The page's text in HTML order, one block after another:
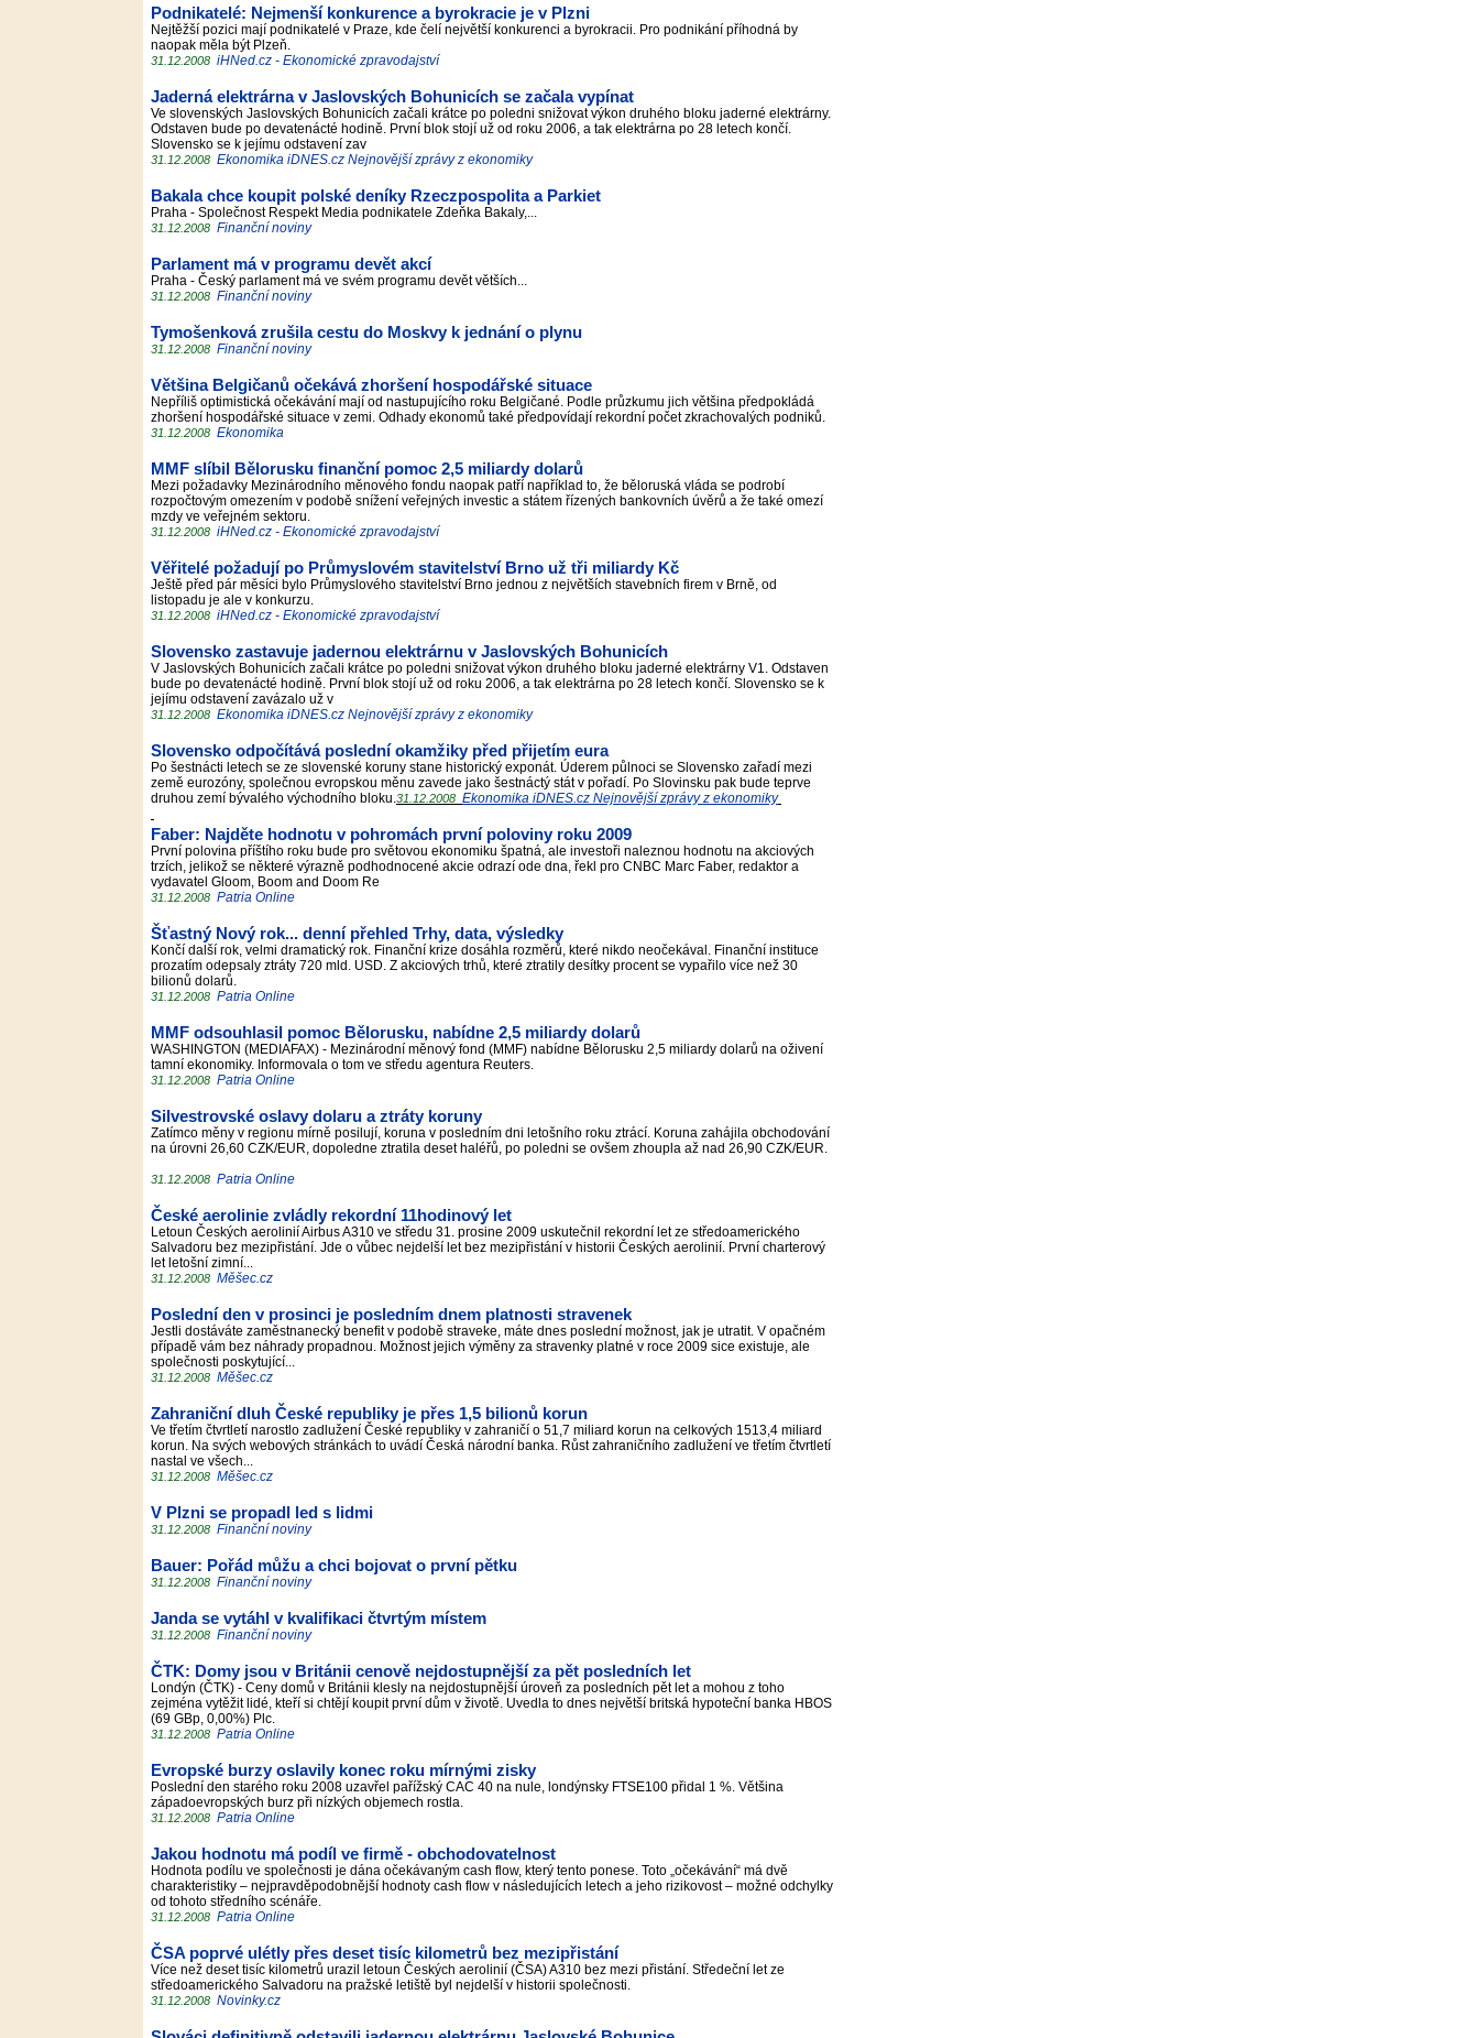
Podnikatelé: Nejmenší konkurence a byrokracie je v Plzni
Nejtěžší pozici mají podnikatelé v Praze, kde čelí největší konkurenci a byrokracii. Pro podnikání příhodná by
naopak měla být Plzeň.
31.12.2008 iHNed.cz - Ekonomické zpravodajství
Jaderná elektrárna v Jaslovských Bohunicích se začala vypínat
Ve slovenských Jaslovských Bohunicích začali krátce po poledni snižovat výkon druhého bloku jaderné elektrárny.
Odstaven bude po devatenácté hodině. První blok stojí už od roku 2006, a tak elektrárna po 28 letech končí.
Slovensko se k jejímu odstavení zav
31.12.2008 Ekonomika iDNES.cz Nejnovější zprávy z ekonomiky
Bakala chce koupit polské deníky Rzeczpospolita a Parkiet
Praha - Společnost Respekt Media podnikatele Zdeňka Bakaly,...
31.12.2008 Finanční noviny
Parlament má v programu devět akcí
Praha - Český parlament má ve svém programu devět větších...
31.12.2008 Finanční noviny
Tymošenková zrušila cestu do Moskvy k jednání o plynu
31.12.2008 Finanční noviny
Většina Belgičanů očekává zhoršení hospodářské situace
Nepříliš optimistická očekávání mají od nastupujícího roku Belgičané. Podle průzkumu jich většina předpokládá
zhoršení hospodářské situace v zemi. Odhady ekonomů také předpovídají rekordní počet zkrachovalých podniků.
31.12.2008 Ekonomika
MMF slíbil Bělorusku finanční pomoc 2,5 miliardy dolarů
Mezi požadavky Mezinárodního měnového fondu naopak patří například to, že běloruská vláda se podrobí
rozpočtovým omezením v podobě snížení veřejných investic a státem řízených bankovních úvěrů a že také omezí
mzdy ve veřejném sektoru.
31.12.2008 iHNed.cz - Ekonomické zpravodajství
Věřitelé požadují po Průmyslovém stavitelství Brno už tři miliardy Kč
Ještě před pár měsíci bylo Průmyslového stavitelství Brno jednou z největších stavebních firem v Brně, od
listopadu je ale v konkurzu.
31.12.2008 iHNed.cz - Ekonomické zpravodajství
Slovensko zastavuje jadernou elektrárnu v Jaslovských Bohunicích
V Jaslovských Bohunicích začali krátce po poledni snižovat výkon druhého bloku jaderné elektrárny V1. Odstaven
bude po devatenácté hodině. První blok stojí už od roku 2006, a tak elektrárna po 28 letech končí. Slovensko se k
jejímu odstavení zavázalo už v
31.12.2008 Ekonomika iDNES.cz Nejnovější zprávy z ekonomiky
Slovensko odpočítává poslední okamžiky před přijetím eura
Po šestnácti letech se ze slovenské koruny stane historický exponát. Úderem půlnoci se Slovensko zařadí mezi
země eurozóny, společnou evropskou měnu zavede jako šestnáctý stát v pořadí. Po Slovinsku pak bude teprve
druhou zemí bývalého východního bloku.31.12.2008 Ekonomika iDNES.cz Nejnovější zprávy z ekonomiky
Faber: Najděte hodnotu v pohromách první poloviny roku 2009
První polovina příštího roku bude pro světovou ekonomiku špatná, ale investoři naleznou hodnotu na akciových
trzích, jelikož se některé výrazně podhodnocené akcie odrazí ode dna, řekl pro CNBC Marc Faber, redaktor a
vydavatel Gloom, Boom and Doom Re
31.12.2008 Patria Online
Šťastný Nový rok... denní přehled Trhy, data, výsledky
Končí další rok, velmi dramatický rok. Finanční krize dosáhla rozměrů, které nikdo neočekával. Finanční instituce
prozatím odepsaly ztráty 720 mld. USD. Z akciových trhů, které ztratily desítky procent se vypařilo více než 30
bilionů dolarů.
31.12.2008 Patria Online
MMF odsouhlasil pomoc Bělorusku, nabídne 2,5 miliardy dolarů
WASHINGTON (MEDIAFAX) - Mezinárodní měnový fond (MMF) nabídne Bělorusku 2,5 miliardy dolarů na oživení
tamní ekonomiky. Informovala o tom ve středu agentura Reuters.
31.12.2008 Patria Online
Silvestrovské oslavy dolaru a ztráty koruny
Zatímco měny v regionu mírně posilují, koruna v posledním dni letošního roku ztrácí. Koruna zahájila obchodování
na úrovni 26,60 CZK/EUR, dopoledne ztratila deset haléřů, po poledni se ovšem zhoupla až nad 26,90 CZK/EUR.
31.12.2008 Patria Online
České aerolinie zvládly rekordní 11hodinový let
Letoun Českých aerolinií Airbus A310 ve středu 31. prosine 2009 uskutečnil rekordní let ze středoamerického
Salvadoru bez mezipřistání. Jde o vůbec nejdelší let bez mezipřistání v historii Českých aerolinií. První charterový
let letošní zimní...
31.12.2008 Měšec.cz
Poslední den v prosinci je posledním dnem platnosti stravenek
Jestli dostáváte zaměstnanecký benefit v podobě straveke, máte dnes poslední možnost, jak je utratit. V opačném
případě vám bez náhrady propadnou. Možnost jejich výměny za stravenky platné v roce 2009 sice existuje, ale
společnosti poskytující...
31.12.2008 Měšec.cz
Zahraniční dluh České republiky je přes 1,5 bilionů korun
Ve třetím čtvrtletí narostlo zadlužení České republiky v zahraničí o 51,7 miliard korun na celkových 1513,4 miliard
korun. Na svých webových stránkách to uvádí Česká národní banka. Růst zahraničního zadlužení ve třetím čtvrtletí
nastal ve všech...
31.12.2008 Měšec.cz
V Plzni se propadl led s lidmi
31.12.2008 Finanční noviny
Bauer: Pořád můžu a chci bojovat o první pětku
31.12.2008 Finanční noviny
Janda se vytáhl v kvalifikaci čtvrtým místem
31.12.2008 Finanční noviny
ČTK: Domy jsou v Británii cenově nejdostupnější za pět posledních let
Londýn (ČTK) - Ceny domů v Británii klesly na nejdostupnější úroveň za posledních pět let a mohou z toho
zejména vytěžit lidé, kteří si chtějí koupit první dům v životě. Uvedla to dnes největší britská hypoteční banka HBOS
(69 GBp, 0,00%) Plc.
31.12.2008 Patria Online
Evropské burzy oslavily konec roku mírnými zisky
Poslední den starého roku 2008 uzavřel pařížský CAC 40 na nule, londýnsky FTSE100 přidal 1 %. Většina
západoevropských burz při nízkých objemech rostla.
31.12.2008 Patria Online
Jakou hodnotu má podíl ve firmě - obchodovatelnost
Hodnota podílu ve společnosti je dána očekávaným cash flow, který tento ponese. Toto „očekávání“ má dvě
charakteristiky – nejpravděpodobnější hodnoty cash flow v následujících letech a jeho rizikovost – možné odchylky
od tohoto středního scénáře.
31.12.2008 Patria Online
ČSA poprvé ulétly přes deset tisíc kilometrů bez mezipřistání
Více než deset tisíc kilometrů urazil letoun Českých aerolinií (ČSA) A310 bez mezi přistání. Středeční let ze
středoamerického Salvadoru na pražské letiště byl nejdelší v historii společnosti.
31.12.2008 Novinky.cz